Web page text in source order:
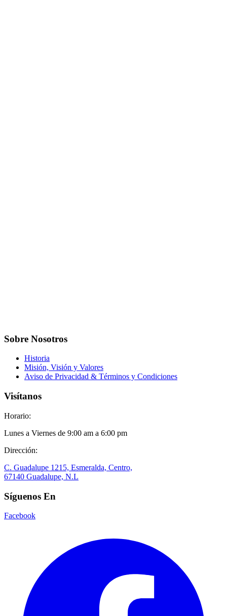
Sobre Nosotros
Historia
Misión, Visión y Valores
Aviso de Privacidad & Términos y Condiciones
Visítanos
Horario:
Lunes a Viernes de 9:00 am a 6:00 pm
Dirección:
C. Guadalupe 1215, Esmeralda, Centro,
67140 Guadalupe, N.L
Síguenos En
Facebook